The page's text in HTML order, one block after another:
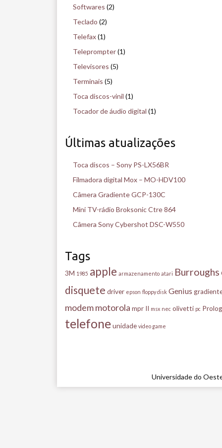
Softwares (2)
Teclado (2)
Telefax(1)
Teleprompter(1)
Televisores (5)
Terminais (5)
Toca discos-vinil (1)
Tocador de áudio digital (1)
Últimas atualizações
Toca discos – Sony PS-LX56BR
Filmadora digital Mox – MO-HDV100
Câmera Gradiente GCP-130C
Mini TV-rádio Broksonic Ctre 864
Câmera Sony Cybershot DSC-W550
Tags
3M 1985 apple armazenamento atari Burroughs
disquete driver epson floppy disk Genius
modemmotorola mpr II msx nec olivetti pc
telefoneunidade video game
Universidade do